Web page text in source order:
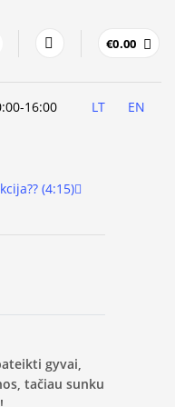
€0.00
16:00 LT EN
(4:15)
gyvai,
tačiau sunku